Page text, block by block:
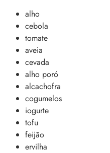
alho
cebola
tomate
aveia
cevada
alho poró
alcachofra
cogumelos
iogurte
tofu
feijão
ervilha